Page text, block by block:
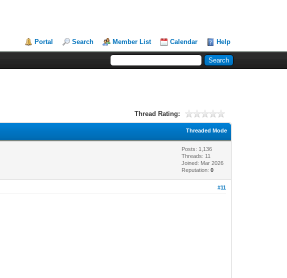
Portal Search Member List Calendar Help
Thread Rating:
Threaded Mode
Posts: 1,136
Threads: 11
Joined: Mar 2026
Reputation:0
#11